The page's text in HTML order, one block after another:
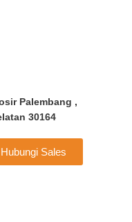
Palembang ,
30164
Hubungi Sales